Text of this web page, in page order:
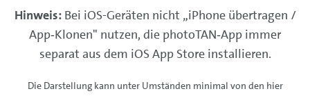
Hinweis:Bei iOS-Geräten nicht „iPhone übertragen /
App‑Klonen" nutzen, die photoTAN‑App immer
separat aus dem iOS App Store installieren.
Die Darstellung kann unter Umständen minimal von den hier